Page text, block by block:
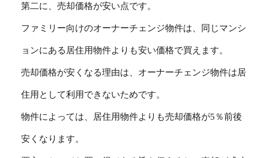
第二に、売却価格が安い点です。
ファミリー向けのオーナーチェンジ物件は、同じマンシ
ョンにある居住用物件よりも安い価格で買えます。
売却価格が安くなる理由は、オーナーチェンジ物件は居
住用として利用できないためです。
物件によっては、居住用物件よりも売却価格が5％前後
安くなります。